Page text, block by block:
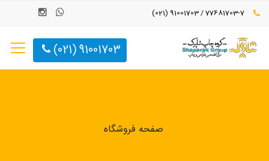
91001703 (021)
صفحه فروشگاه